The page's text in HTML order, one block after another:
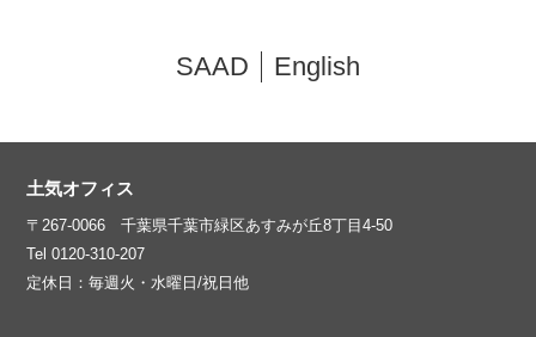
SAAD English
土気オフィス
〒267-0066 千葉県千葉市緑区あすみが丘8丁目4-50
Tel 0120-310-207
定休日：毎週火・水曜日/祝日他